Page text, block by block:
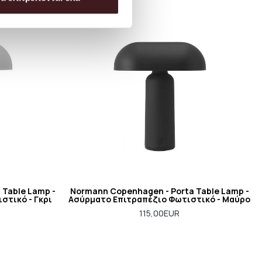
Lamp -
- Γκρι
Normann Copenhagen - Porta Table Lamp -
Ασύρματο Επιτραπέζιο Φωτιστικό - Μαύρο
115,00EUR